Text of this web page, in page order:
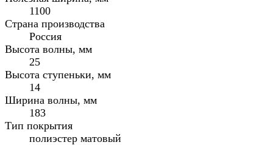
1100
Страна производства
Россия
Высота волны, мм
25
Высота ступеньки, мм
14
Ширина волны, мм
183
Тип покрытия
полиэстер матовый